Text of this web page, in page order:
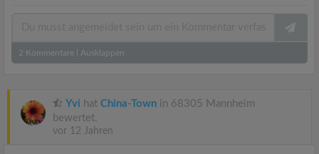
2 Kommentare Ausklappen
Yvi hat China-Town in 68305 Mannheim
bewertet.
vor 12 Jahren